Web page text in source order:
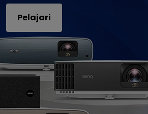
Pelajari